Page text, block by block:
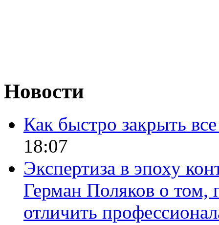
Новости
Как быстро закрыть
18:07
Экспертиза в эпоху
Герман Поляков о том,
отличить